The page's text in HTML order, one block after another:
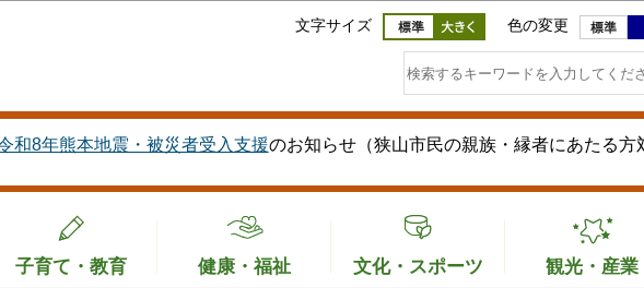
このページの本文へ移動
文字サイズ 色の変更
和8年熊本地震・被災者受入支援のお知らせ（狭山市民の親族・縁者にあたる方
子育て・教育 健康・福祉 文化・スポーツ 観光・産業